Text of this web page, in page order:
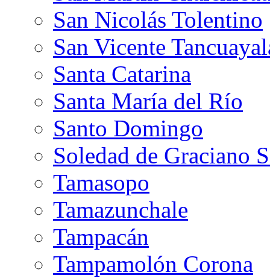
San Nicolás Tolentino
San Vicente
Santa Catarina
Santa María del Río
Santo Domingo
Soledad de Graciano
Tamasopo
Tamazunchale
Tampacán
Tampamolón Corona